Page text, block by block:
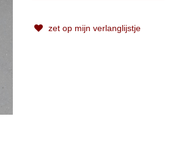
zet op mijn verlanglijstje